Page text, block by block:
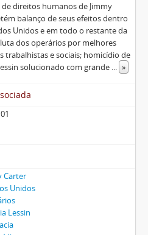
direitos humanos de Jimmy
balanço de seus efeitos dentro
Unidos e em todo o restante da
dos operários por melhores
trabalhistas e sociais; homicídio de
solucionado com grande ... »
Carter
Unidos
Lessin